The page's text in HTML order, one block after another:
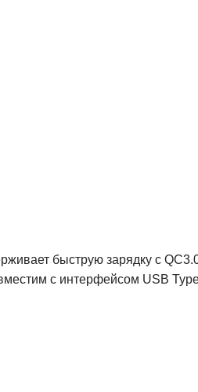
быструю зарядку с
с интерфейсом USB